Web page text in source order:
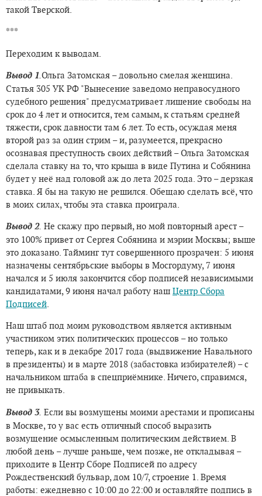
такой Тверской.
***
Переходим к выводам.
Вывод 1.Ольга Затомская – довольно смелая женщина.
Статья 305 УК РФ "Вынесение заведомо неправосудного
судебного решения" предусматривает лишение свободы на
срок до 4 лет и относится, тем самым, к статьям средней
тяжести, срок давности там 6 лет. То есть, осуждая меня
второй раз за один стрим – и, разумеется, прекрасно
осознавая преступность своих действий – Ольга Затомская
сделала ставку на то, что крыша в виде Путина и Собянина
будет у неё над головой аж до лета 2025 года. Это – дерзкая
ставка. Я бы на такую не решился. Обещаю сделать всё, что
в моих силах, чтобы эта ставка проиграла.
Вывод 2. Не скажу про первый, но мой повторный арест –
это 100% привет от Сергея Собянина и мэрии Москвы; выше
это доказано. Тайминг тут совершенного прозрачен: 5 июня
назначены сентябрьские выборы в Мосгордуму, 7 июня
начался и 5 июля закончится сбор подписей независимыми
кандидатами, 9 июня начал работу наш Центр Сбора
Подписей.
Наш штаб под моим руководством является активным
участником этих политических процессов – но только
теперь, как и в декабре 2017 года (выдвижение Навального
в президенты) и в марте 2018 (забастовка избирателей) – с
начальником штаба в спецприёмнике. Ничего, справимся,
не привыкать.
Вывод 3. Если вы возмущены моими арестами и прописаны
в Москве, то у вас есть отличный способ выразить
возмущение осмысленным политическим действием. В
любой день – лучше раньше, чем позже, не откладывая –
приходите в Центр Сборе Подписей по адресу
Рождественский бульвар, дом 10/7, строение 1. Время
работы: ежедневно с 10:00 до 22:00 и оставляйте подпись в